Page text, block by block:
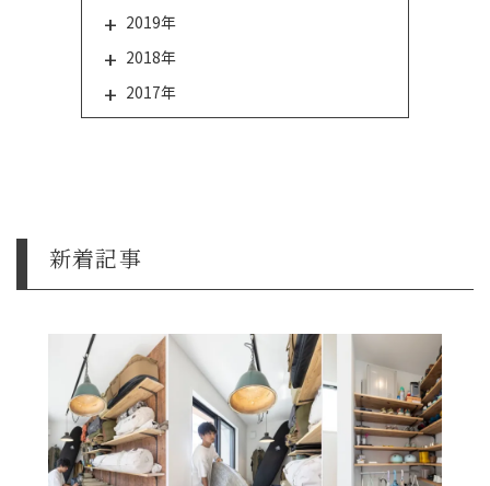
2019年
2018年
2017年
新着記事